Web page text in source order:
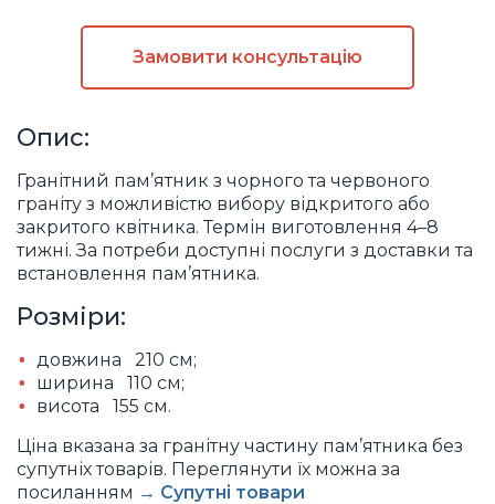
Замовити консультацію
Опис:
Гранітний пам’ятник з чорного та червоного
граніту з можливістю вибору відкритого або
закритого квітника. Термін виготовлення 4–8
тижні. За потреби доступні послуги з доставки та
встановлення пам’ятника.
Розміри:
довжина 210 см;
ширина 110 см;
висота 155 см.
Ціна вказана за гранітну частину пам’ятника без
супутніх товарів. Переглянути їх можна за
посиланням → Супутні товари